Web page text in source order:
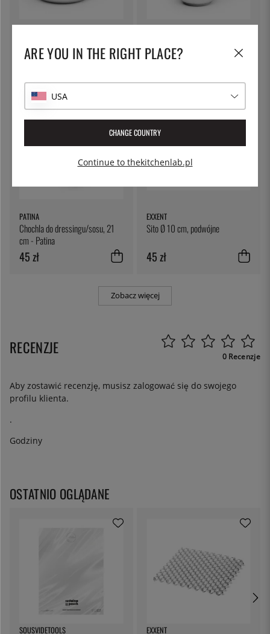
Sauteuse 3S, 4,7 l - Patina
Sauteuse powlekany, stal
nierdzewna, ze szklaną pokrywką
PATINA
Chochla do dressingu/sosu, 21
cm - Patina
45 zł
EXXENT
Sito Ø 10 cm, podwójne
45 zł
Zobacz więcej
RECENZJE 0 Recenzje
Aby zostawić recenzję, musisz zalogować się do swojego
profilu klienta.
.
Godziny
OSTATNIO OGLĄDANE
SOUSVIDETOOLS EXXENT
ARE YOU IN THE RIGHT PLACE?
USA
CHANGE COUNTRY
Continue to thekitchenlab.pl